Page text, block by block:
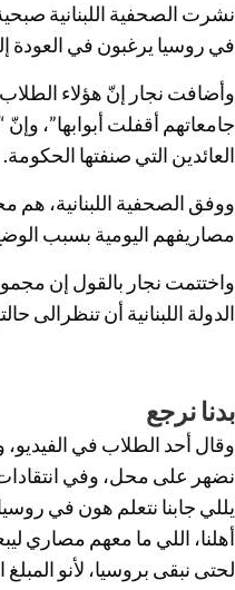
نشرت الصحفية اللبنانية
في روسيا يرغبون في العودة
وأضافت نجار إنّ هؤلاء
جامعاتهم أقفلت أبوابها”،
العائدين التي صنفتها الحكومة.
ووفق الصحفية اللبنانية، هم
مصاريفهم اليومية بسبب
الدولة اللبنانية أن تنظرالى
بدنا نرجع
وقال أحد الطلاب في
نضهر على محل، وفي انتقادات
يللي جابنا نتعلم هون في
أهلنا، اللي ما معهم مصاري
لحتى نبقى بروسيا، لأنو